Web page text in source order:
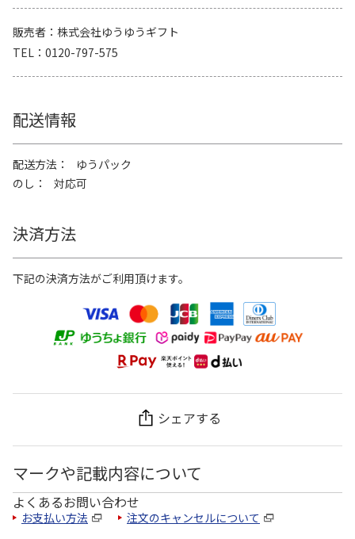
販売者
株式会社ゆうゆうギフト
TEL
0120-797-575
配送情報
配送方法
ゆうパック
のし
対応可
決済方法
下記の決済方法がご利用頂けます。
シェアする
マークや記載内容について
よくあるお問い合わせ
お支払い方法 注文のキャンセルについて